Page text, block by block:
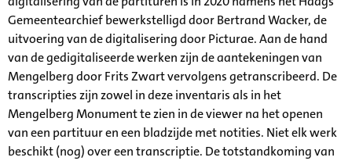
Gemeentearchief bewerkstelligd door Bertrand Wacker, de
uitvoering van de digitalisering door Picturae. Aan de hand
van de gedigitaliseerde werken zijn de aantekeningen van
Mengelberg door Frits Zwart vervolgens getranscribeerd. De
transcripties zijn zowel in deze inventaris als in het
Mengelberg Monument te zien in de viewer na het openen
van een partituur en een bladzijde met notities. Niet elk werk
beschikt (nog) over een transcriptie. De totstandkoming van